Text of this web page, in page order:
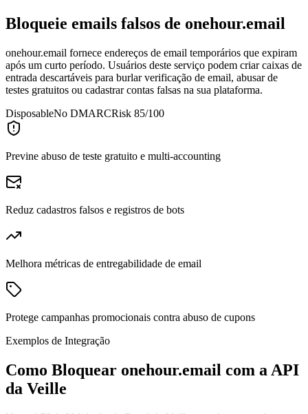
Bloqueie emails falsos de onehour.email
onehour.email fornece endereços de email temporários que expiram
após um curto período. Usuários deste serviço podem criar caixas de
entrada descartáveis para burlar verificação de email, abusar de
testes gratuitos ou cadastrar contas falsas na sua plataforma.
DisposableNo DMARCRisk 85/100
Previne abuso de teste gratuito e multi-accounting
Reduz cadastros falsos e registros de bots
Melhora métricas de entregabilidade de email
Protege campanhas promocionais contra abuso de cupons
Exemplos de Integração
Como Bloquear onehour.email com a API
da Veille